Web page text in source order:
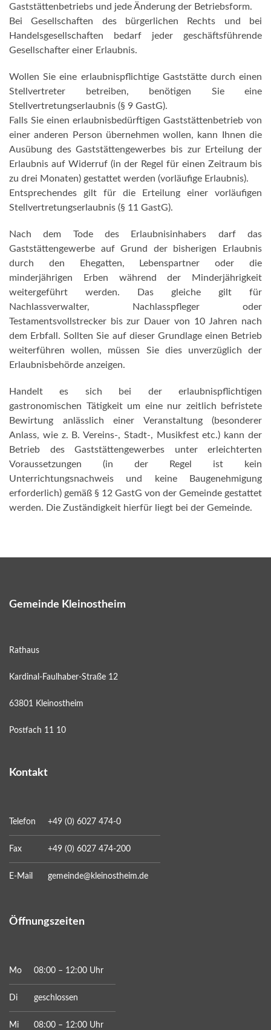
Gaststättenbetriebs und jede Änderung der Betriebsform.
Bei Gesellschaften des bürgerlichen Rechts und bei
Handelsgesellschaften bedarf jeder geschäftsführende
Gesellschafter einer Erlaubnis.
Wollen Sie eine erlaubnispflichtige Gaststätte durch einen
Stellvertreter betreiben, benötigen Sie eine
Stellvertretungserlaubnis (§ 9 GastG).
Falls Sie einen erlaubnisbedürftigen Gaststättenbetrieb von
einer anderen Person übernehmen wollen, kann Ihnen die
Ausübung des Gaststättengewerbes bis zur Erteilung der
Erlaubnis auf Widerruf (in der Regel für einen Zeitraum bis
zu drei Monaten) gestattet werden (vorläufige Erlaubnis).
Entsprechendes gilt für die Erteilung einer vorläufigen
Stellvertretungserlaubnis (§ 11 GastG).
Nach dem Tode des Erlaubnisinhabers darf das
Gaststättengewerbe auf Grund der bisherigen Erlaubnis
durch den Ehegatten, Lebenspartner oder die
minderjährigen Erben während der Minderjährigkeit
weitergeführt werden. Das gleiche gilt für
Nachlassverwalter, Nachlasspfleger oder
Testamentsvollstrecker bis zur Dauer von 10 Jahren nach
dem Erbfall. Sollten Sie auf dieser Grundlage einen Betrieb
weiterführen wollen, müssen Sie dies unverzüglich der
Erlaubnisbehörde anzeigen.
Handelt es sich bei der erlaubnispflichtigen
gastronomischen Tätigkeit um eine nur zeitlich befristete
Bewirtung anlässlich einer Veranstaltung (besonderer
Anlass, wie z. B. Vereins-, Stadt-, Musikfest etc.) kann der
Betrieb des Gaststättengewerbes unter erleichterten
Voraussetzungen (in der Regel ist kein
Unterrichtungsnachweis und keine Baugenehmigung
erforderlich) gemäß § 12 GastG von der Gemeinde gestattet
werden. Die Zuständigkeit hierfür liegt bei der Gemeinde.
Gemeinde Kleinostheim
Rathaus
Kardinal-Faulhaber-Straße 12
63801 Kleinostheim
Postfach 11 10
Kontakt
Telefon +49 (0) 6027 474-0
Fax +49 (0) 6027 474-200
E-Mail gemeinde@kleinostheim.de
Öffnungszeiten
Mo 08:00 – 12:00 Uhr
Di geschlossen
Mi 08:00 – 12:00 Uhr